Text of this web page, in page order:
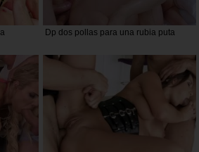
Dp dos pollas para una rubia puta